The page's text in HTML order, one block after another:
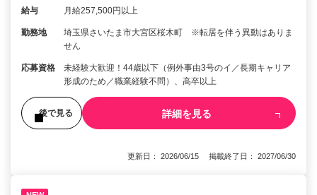
給与 月給257,500円以上
勤務地
埼玉県さいたま市大宮区桜木町 ※転居を伴う異動はありま
せん
応募資格
未経験大歓迎！44歳以下（例外事由3号のイ／長期キャリア
形成のため／職業経験不問）、高卒以上
後で見る 詳細を見る
更新日： 2026/06/15 掲載終了日： 2027/06/30